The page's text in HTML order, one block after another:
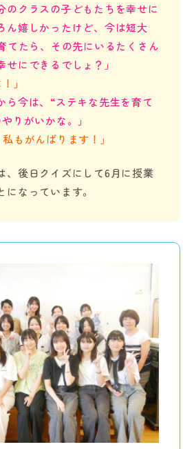
のクラスの子どもたちを幸せに
ん嬉しかったけど、今は短大
てたら、その先にいるたくさん
にできるでしょ？」
」
ら今は、“ステキな先生を育て
りがいかな。」
私もがんばります！」
、後日クイズにして6月に授業
なっています。